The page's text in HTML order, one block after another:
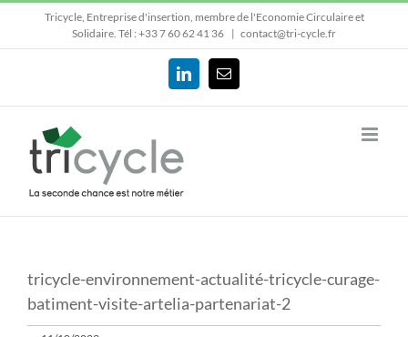
contenu
Tricycle, Entreprise d'insertion, membre de l'Economie Circulaire et
Solidaire. Tél : +33 7 60 62 41 36 | contact@tri-cycle.fr
LinkedInEmail
tricycle-environnement-actualité-tricycle-curage-
batiment-visite-artelia-partenariat-2